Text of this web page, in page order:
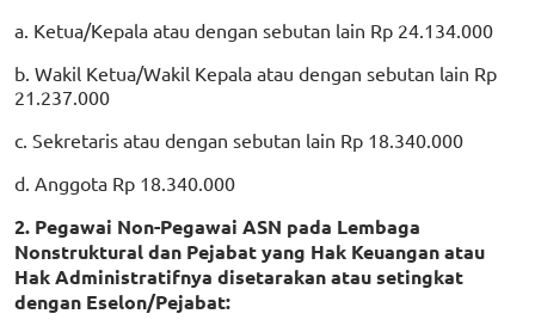
a. Ketua/Kepala atau dengan sebutan lain Rp 24.134.000
b. Wakil Ketua/Wakil Kepala atau dengan sebutan lain Rp
21.237.000
c. Sekretaris atau dengan sebutan lain Rp 18.340.000
d. Anggota Rp 18.340.000
2. Pegawai Non-Pegawai ASN pada Lembaga
Nonstruktural dan Pejabat yang Hak Keuangan atau
Hak Administratifnya disetarakan atau setingkat
dengan Eselon/Pejabat: